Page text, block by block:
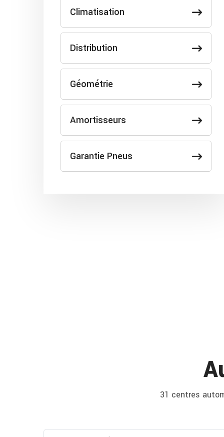
Climatisation
Distribution
Géométrie
Amortisseurs
Garantie Pneus
31 centres